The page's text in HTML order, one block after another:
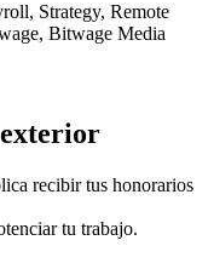
Strategy, Remote
Bitwage Media
recibir tus honorarios
tu trabajo.